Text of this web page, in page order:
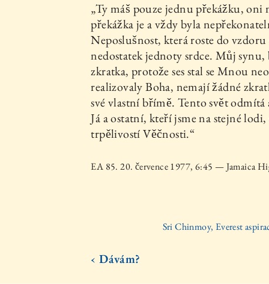
„Ty máš pouze jednu překážku,
překážka je a vždy byla
Neposlušnost, která roste do
nedostatek jednoty srdce. Můj
zkratka, protože ses stal se Mnou
realizovaly Boha, nemají žádné
své vlastní břímě. Tento svět
Já a ostatní, kteří jsme na stejné
trpělivostí Věčnosti.“
EA 85. 20. července 1977, 6:45 — Jamaica
Sri Chinmoy, Everest
‹ Dávám?